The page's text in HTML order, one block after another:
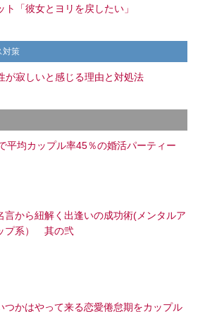
「彼女とヨリを戻したい」
対策
が寂しいと感じる理由と対処法
平均カップル率45％の婚活パーティー
言から紐解く出逢いの成功術(メンタルア
プ系） 其の弐
つかはやって来る恋愛倦怠期をカップル